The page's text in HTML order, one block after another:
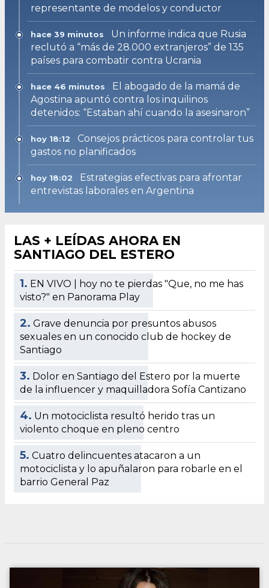
representante de modelos y conductor
hace 39 minutos
Un informe indica que Rusia
reclutó a “más de 28.000 extranjeros” de 135
países para combatir contra Ucrania
hace 46 minutos
El abogado de la mamá de
Agostina apuntó contra los inquilinos
detenidos: “Estaban ahí cuando la asesinaron”
hoy 18:12
Consejos prácticos para controlar tus
gastos no planificados
hoy 18:02
Estrategias efectivas para afrontar
entrevistas laborales en Argentina
LAS + LEÍDAS AHORA EN
SANTIAGO DEL ESTERO
1. EN VIVO | hoy no te pierdas "Que, no me has
visto?" en Panorama Play
2. Grave denuncia por presuntos abusos
sexuales en un conocido club de hockey de
Santiago
3. Dolor en Santiago del Estero por la muerte
de la influencer y maquilladora Sofía Cantizano
4. Un motociclista resultó herido tras un
violento choque en pleno centro
5. Cuatro delincuentes atacaron a un
motociclista y lo apuñalaron para robarle en el
barrio General Paz